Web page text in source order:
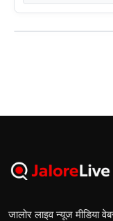
जालोर लाइव न्यूज मीडिया